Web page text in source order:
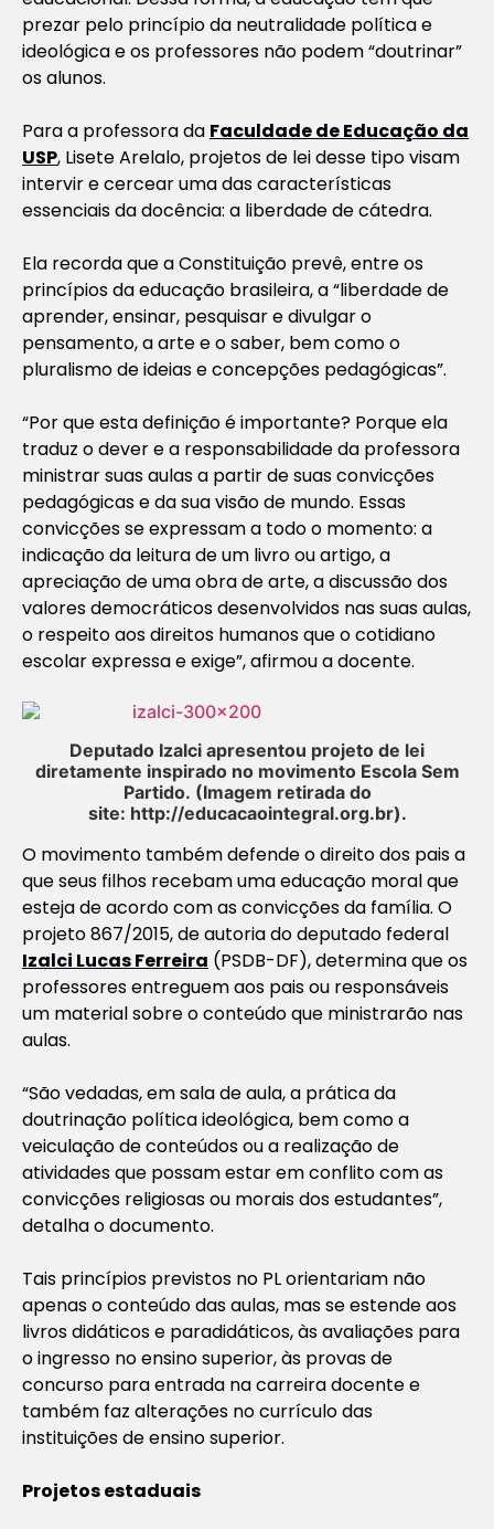
prezar pelo princípio da neutralidade política e
ideológica e os professores não podem “doutrinar”
os alunos.
Para a professora da Faculdade de Educação da
USP, Lisete Arelalo, projetos de lei desse tipo visam
intervir e cercear uma das características
essenciais da docência: a liberdade de cátedra.
Ela recorda que a Constituição prevê, entre os
princípios da educação brasileira, a “liberdade de
aprender, ensinar, pesquisar e divulgar o
pensamento, a arte e o saber, bem como o
pluralismo de ideias e concepções pedagógicas”.
“Por que esta definição é importante? Porque ela
traduz o dever e a responsabilidade da professora
ministrar suas aulas a partir de suas convicções
pedagógicas e da sua visão de mundo. Essas
convicções se expressam a todo o momento: a
indicação da leitura de um livro ou artigo, a
apreciação de uma obra de arte, a discussão dos
valores democráticos desenvolvidos nas suas aulas,
o respeito aos direitos humanos que o cotidiano
escolar expressa e exige”, afirmou a docente.
Deputado Izalci apresentou projeto de lei
diretamente inspirado no movimento Escola Sem
Partido. (Imagem retirada do
site: http://educacaointegral.org.br).
O movimento também defende o direito dos pais a
que seus filhos recebam uma educação moral que
esteja de acordo com as convicções da família. O
projeto 867/2015, de autoria do deputado federal
Izalci Lucas Ferreira (PSDB-DF), determina que os
professores entreguem aos pais ou responsáveis
um material sobre o conteúdo que ministrarão nas
aulas.
“São vedadas, em sala de aula, a prática da
doutrinação política ideológica, bem como a
veiculação de conteúdos ou a realização de
atividades que possam estar em conflito com as
convicções religiosas ou morais dos estudantes”,
detalha o documento.
Tais princípios previstos no PL orientariam não
apenas o conteúdo das aulas, mas se estende aos
livros didáticos e paradidáticos, às avaliações para
o ingresso no ensino superior, às provas de
concurso para entrada na carreira docente e
também faz alterações no currículo das
instituições de ensino superior.
Projetos estaduais